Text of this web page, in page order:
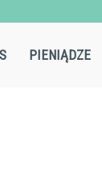
PIENIĄDZE